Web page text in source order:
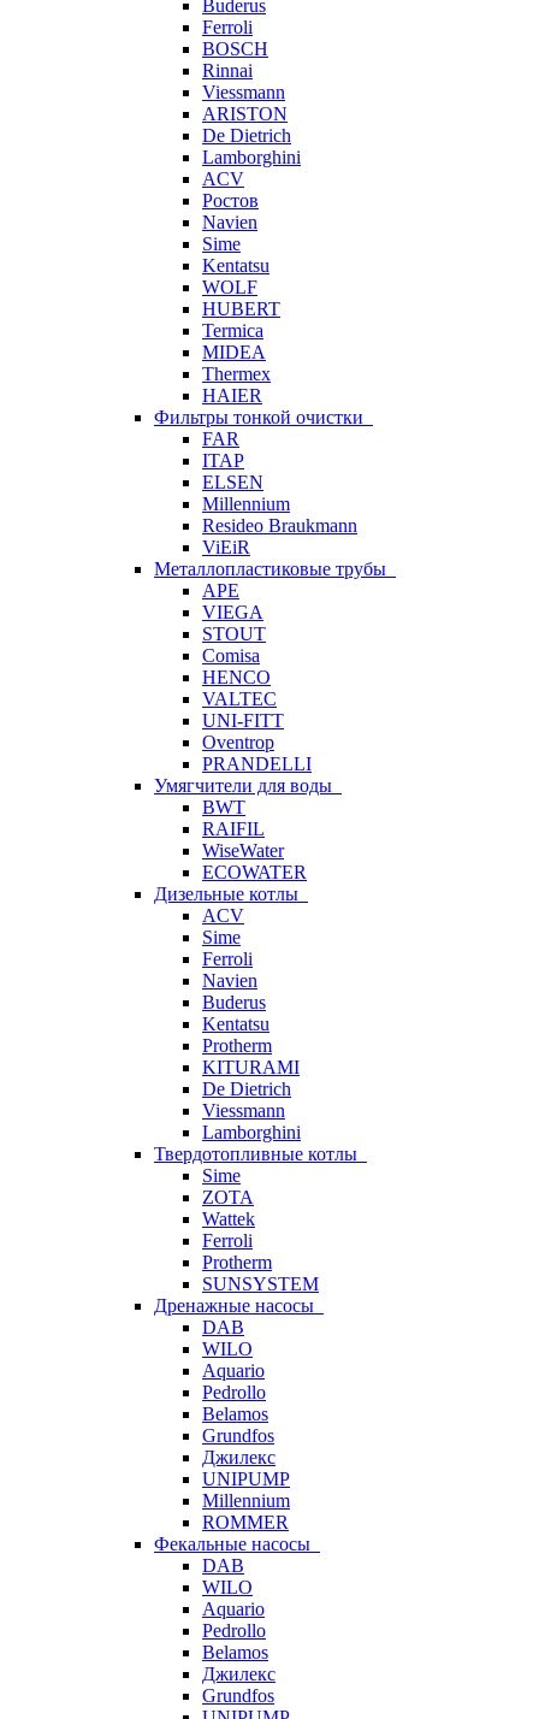
Buderus
Ferroli
BOSCH
Rinnai
Viessmann
ARISTON
De Dietrich
Lamborghini
ACV
Ростов
Navien
Sime
Kentatsu
WOLF
HUBERT
Termica
MIDEA
Thermex
HAIER
Фильтры тонкой очистки
FAR
ITAP
ELSEN
Millennium
Resideo Braukmann
ViEiR
Металлопластиковые трубы
APE
VIEGA
STOUT
Comisa
HENCO
VALTEC
UNI-FITT
Oventrop
PRANDELLI
Умягчители для воды
BWT
RAIFIL
WiseWater
ECOWATER
Дизельные котлы
ACV
Sime
Ferroli
Navien
Buderus
Kentatsu
Protherm
KITURAMI
De Dietrich
Viessmann
Lamborghini
Твердотопливные котлы
Sime
ZOTA
Wattek
Ferroli
Protherm
SUNSYSTEM
Дренажные насосы
DAB
WILO
Aquario
Pedrollo
Belamos
Grundfos
Джилекс
UNIPUMP
Millennium
ROMMER
Фекальные насосы
DAB
WILO
Aquario
Pedrollo
Belamos
Джилекс
Grundfos